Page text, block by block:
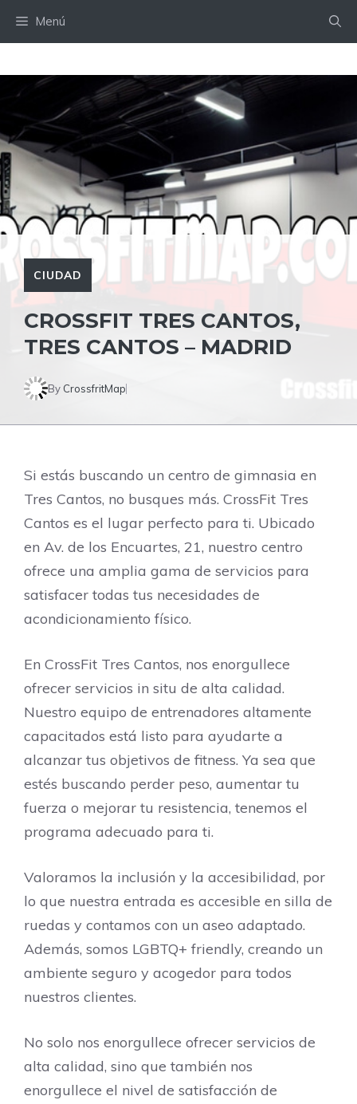
Menú
CIUDAD
CROSSFIT TRES CANTOS,
TRES CANTOS – MADRID
By CrossfritMap
Si estás buscando un centro de gimnasia en
Tres Cantos, no busques más. CrossFit Tres
Cantos es el lugar perfecto para ti. Ubicado
en Av. de los Encuartes, 21, nuestro centro
ofrece una amplia gama de servicios para
satisfacer todas tus necesidades de
acondicionamiento físico.
En CrossFit Tres Cantos, nos enorgullece
ofrecer servicios in situ de alta calidad.
Nuestro equipo de entrenadores altamente
capacitados está listo para ayudarte a
alcanzar tus objetivos de fitness. Ya sea que
estés buscando perder peso, aumentar tu
fuerza o mejorar tu resistencia, tenemos el
programa adecuado para ti.
Valoramos la inclusión y la accesibilidad, por
lo que nuestra entrada es accesible en silla de
ruedas y contamos con un aseo adaptado.
Además, somos LGBTQ+ friendly, creando un
ambiente seguro y acogedor para todos
nuestros clientes.
No solo nos enorgullece ofrecer servicios de
alta calidad, sino que también nos
enorgullece el nivel de satisfacción de